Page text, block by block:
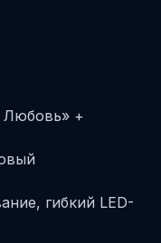
Любовь» +
гибкий LED-